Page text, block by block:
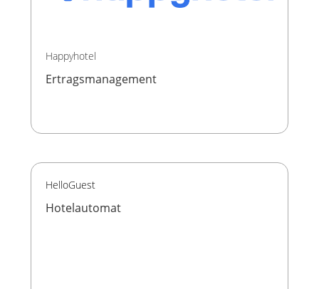
Happyhotel
Ertragsmanagement
HelloGuest
Hotelautomat